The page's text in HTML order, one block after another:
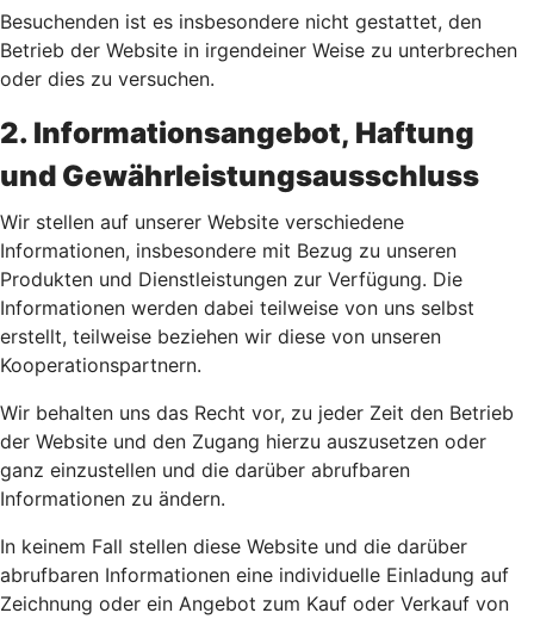
Besuchenden ist es insbesondere nicht gestattet, den
Betrieb der Website in irgendeiner Weise zu unterbrechen
oder dies zu versuchen.
2. Informationsangebot, Haftung
und Gewährleistungsausschluss
Wir stellen auf unserer Website verschiedene
Informationen, insbesondere mit Bezug zu unseren
Produkten und Dienstleistungen zur Verfügung. Die
Informationen werden dabei teilweise von uns selbst
erstellt, teilweise beziehen wir diese von unseren
Kooperationspartnern.
Wir behalten uns das Recht vor, zu jeder Zeit den Betrieb
der Website und den Zugang hierzu auszusetzen oder
ganz einzustellen und die darüber abrufbaren
Informationen zu ändern.
In keinem Fall stellen diese Website und die darüber
abrufbaren Informationen eine individuelle Einladung auf
Zeichnung oder ein Angebot zum Kauf oder Verkauf von